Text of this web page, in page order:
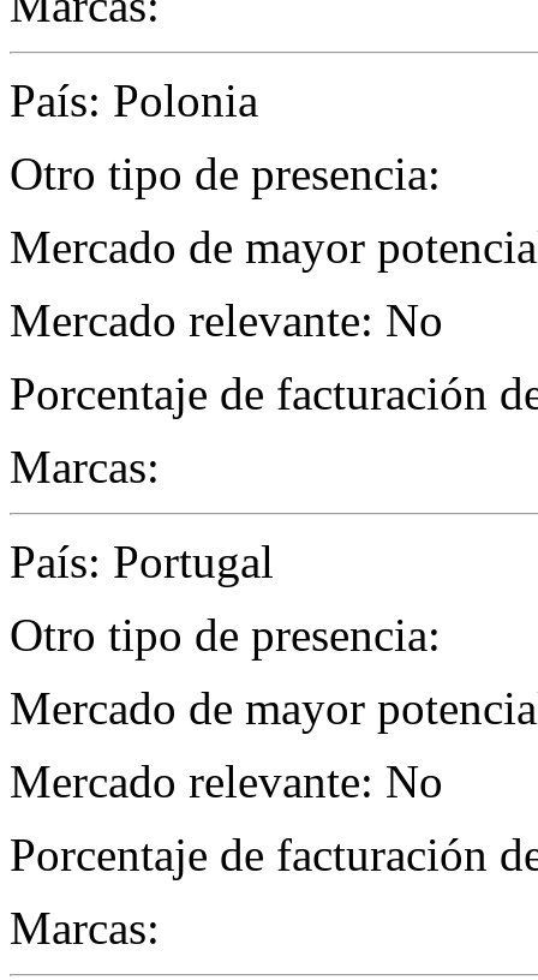
País: Polonia
Otro tipo de presencia:
Mercado de mayor
Mercado relevante: No
Porcentaje de facturación
Marcas:
País: Portugal
Otro tipo de presencia:
Mercado de mayor
Mercado relevante: No
Porcentaje de facturación
Marcas: